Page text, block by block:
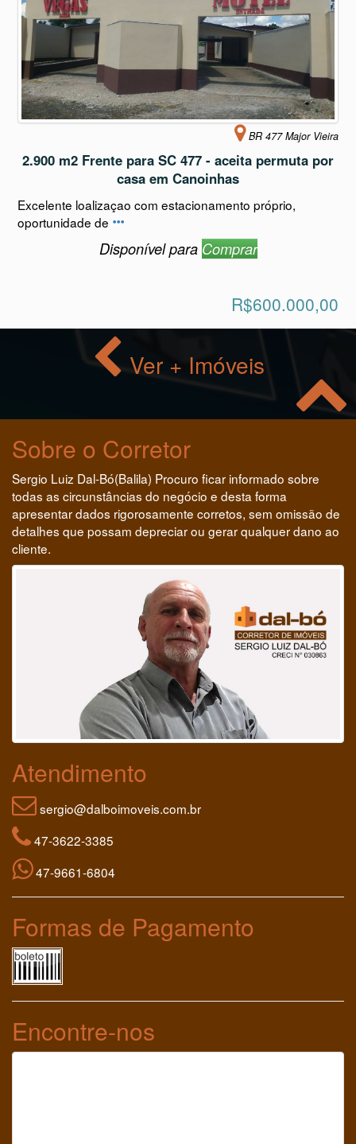
BR 477 Major Vieira
2.900 m2 Frente para SC 477 - aceita permuta por
casa em Canoinhas
Excelente loalizaçao com estacionamento próprio,
oportunidade de
Disponível para Comprar
R$600.000,00
Ver + Imóveis
Sobre o Corretor
Sergio Luiz Dal-Bó(Balila) Procuro ficar informado sobre
todas as circunstâncias do negócio e desta forma
apresentar dados rigorosamente corretos, sem omissão de
detalhes que possam depreciar ou gerar qualquer dano ao
cliente.
Atendimento
sergio@dalboimoveis.com.br
47-3622-3385
47-9661-6804
Formas de Pagamento
Encontre-nos